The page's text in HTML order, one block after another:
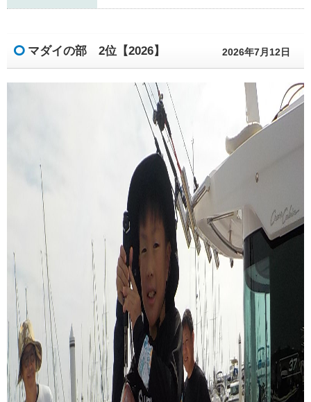
マダイの部 2位【2026】 2026年7月12日